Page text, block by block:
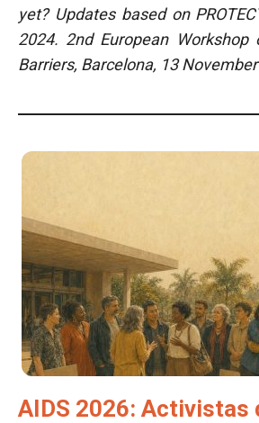
yet? Updates based on
2024. 2nd European Workshop
Barriers, Barcelona, 13
AIDS 2026: Activistas